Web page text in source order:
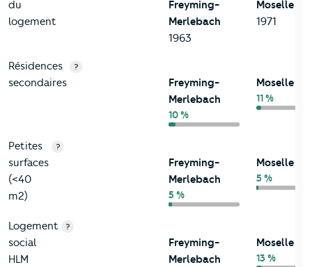
du
logement
Freyming-
Merlebach
1963
Moselle
1971
Résidences
secondaires
?
Freyming-
Merlebach
10 %
Moselle
11 %
Petites
surfaces
(<40
m2)
?
Freyming-
Merlebach
5 %
Moselle
5 %
Logement
social
HLM
?
Freyming-
Merlebach
Moselle
13 %